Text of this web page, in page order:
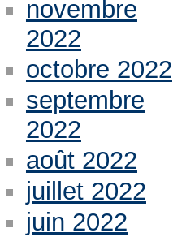
novembre
2022
octobre 2022
septembre
2022
août 2022
juillet 2022
juin 2022